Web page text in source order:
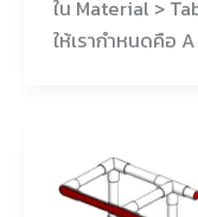
ใน Material >
ให้เรากำหนดคือ A